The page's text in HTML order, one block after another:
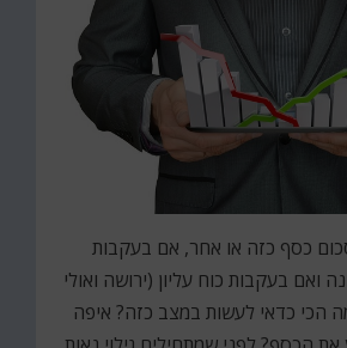
כסף כזה או אחר, אם בעקבות
ואם בעקבות כוח עליון (ירושה ואולי
הכי כדאי לעשות במצב כזה? איפה